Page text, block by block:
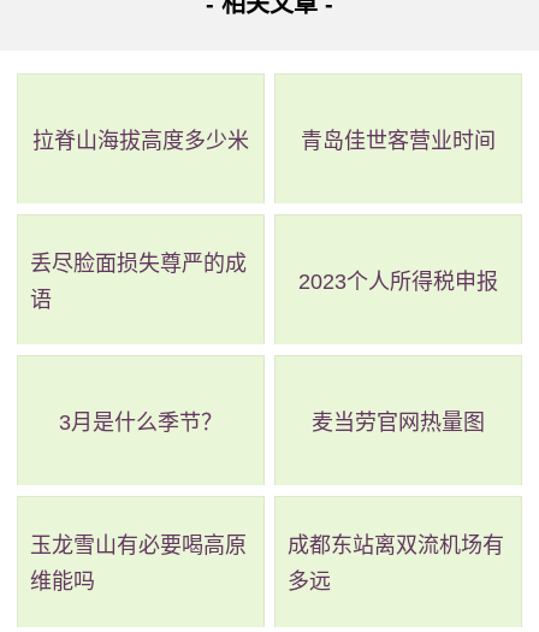
1938年，卢作孚带领民生公司职工投入战时运输，组织领导
拉脊山海拔高度多少米 青岛佳世客营业时间
丢尽脸面损失尊严的成
语
2023个人所得税申报
3月是什么季节？ 麦当劳官网热量图
玉龙雪山有必要喝高原
维能吗
成都东站离双流机场有
多远